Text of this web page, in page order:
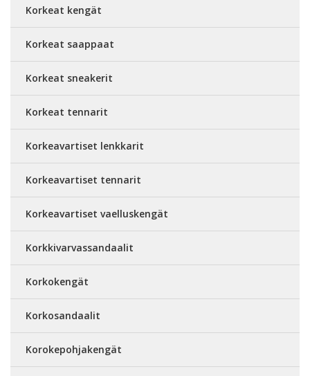
Korkeat kengät
Korkeat saappaat
Korkeat sneakerit
Korkeat tennarit
Korkeavartiset lenkkarit
Korkeavartiset tennarit
Korkeavartiset vaelluskengät
Korkkivarvassandaalit
Korkokengät
Korkosandaalit
Korokepohjakengät